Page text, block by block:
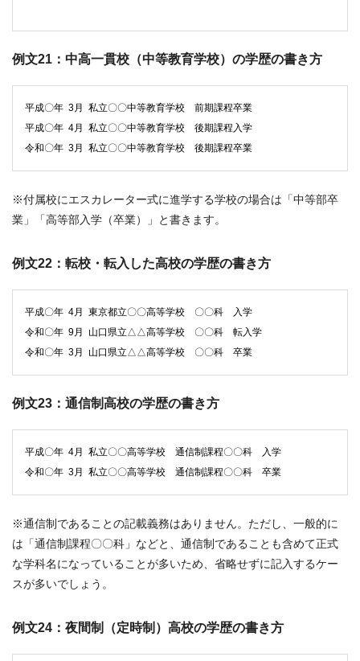
例文21：中高一貫校（中等教育学校）の学歴の書き方
平成〇年 3月 私立〇〇中等教育学校 前期課程卒業
平成〇年 4月 私立〇〇中等教育学校 後期課程入学
令和〇年 3月 私立〇〇中等教育学校 後期課程卒業
※付属校にエスカレーター式に進学する学校の場合は「中等部卒
業」「高等部入学（卒業）」と書きます。
例文22：転校・転入した高校の学歴の書き方
平成〇年 4月 東京都立〇〇高等学校 〇〇科 入学
令和〇年 9月 山口県立△△高等学校 〇〇科 転入学
令和〇年 3月 山口県立△△高等学校 〇〇科 卒業
例文23：通信制高校の学歴の書き方
平成〇年 4月 私立〇〇高等学校 通信制課程〇〇科 入学
令和〇年 3月 私立〇〇高等学校 通信制課程〇〇科 卒業
※通信制であることの記載義務はありません。ただし、一般的に
は「通信制課程〇〇科」などと、通信制であることも含めて正式
な学科名になっていることが多いため、省略せずに記入するケー
スが多いでしょう。
例文24：夜間制（定時制）高校の学歴の書き方